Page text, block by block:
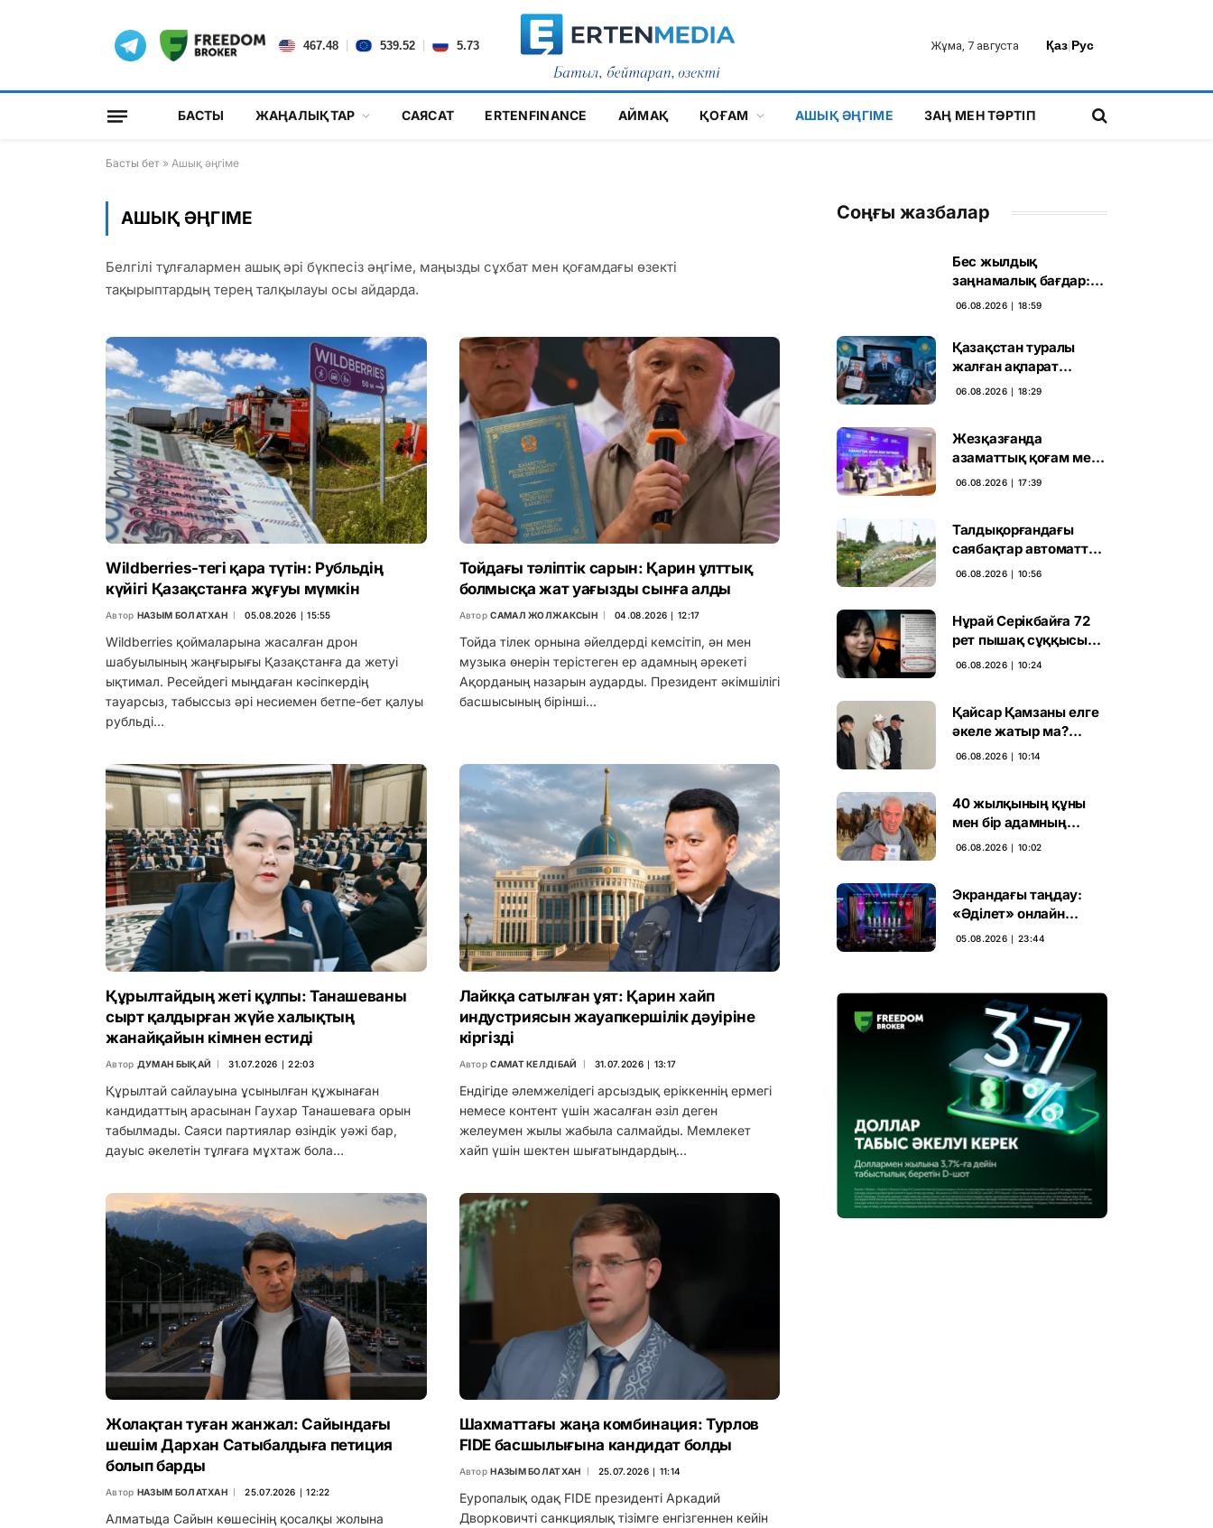
467.48 539.52 5.73 Жұма, 7 августа Қаз|Рус
БАСТЫ ЖАҢАЛЫҚТАР САЯСАТ ERTENFINANCE АЙМАҚ ҚОҒАМ АШЫҚ ӘҢГІМЕ ЗАҢ МЕН ТӘРТІП
Басты бет » Ашық әңгіме
АШЫҚ ӘҢГІМЕ
Белгілі тұлғалармен ашық әрі бүкпесіз әңгіме, маңызды сұхбат мен қоғамдағы өзекті
тақырыптардың терең талқылауы осы айдарда.
Wildberries-тегі қара түтін: Рубльдің
күйігі Қазақстанға жұғуы мүмкін
Автор НАЗЫМ БОЛАТХАН 05.08.2026 ∣ 15:55
Wildberries қоймаларына жасалған дрон
шабуылының жаңғырығы Қазақстанға да жетуі
ықтимал. Ресейдегі мыңдаған кәсіпкердің
тауарсыз, табыссыз әрі несиемен бетпе-бет қалуы
рубльді…
Тойдағы тәліптік сарын: Қарин ұлттық
болмысқа жат уағызды сынға алды
Автор САМАЛ ЖОЛЖАКСЫН 04.08.2026 ∣ 12:17
Тойда тілек орнына әйелдерді кемсітіп, ән мен
музыка өнерін терістеген ер адамның әрекеті
Ақорданың назарын аударды. Президент әкімшілігі
басшысының бірінші…
Құрылтайдың жеті құлпы: Танашеваны
сырт қалдырған жүйе халықтың
жанайқайын кімнен естиді
Автор ДУМАН БЫҚАЙ 31.07.2026 ∣ 22:03
Құрылтай сайлауына ұсынылған құжынаған
кандидаттың арасынан Гаухар Танашеваға орын
табылмады. Саяси партиялар өзіндік уәжі бар,
дауыс әкелетін тұлғаға мұхтаж бола…
Лайкқа сатылған ұят: Қарин хайп
индустриясын жауапкершілік дәуіріне
кіргізді
Автор САМАТ КЕЛДІБАЙ 31.07.2026 ∣ 13:17
Ендігіде әлемжелідегі арсыздық еріккеннің ермегі
немесе контент үшін жасалған әзіл деген
желеумен жылы жабыла салмайды. Мемлекет
хайп үшін шектен шығатындардың…
Жолақтан туған жанжал: Сайындағы
шешім Дархан Сатыбалдыға петиция
болып барды
Автор НАЗЫМ БОЛАТХАН 25.07.2026 ∣ 12:22
Алматыда Сайын көшесінің қосалқы жолына
Шахматтағы жаңа комбинация: Турлов
FIDE басшылығына кандидат болды
Автор НАЗЫМ БОЛАТХАН 25.07.2026 ∣ 11:14
Еуропалық одақ FIDE президенті Аркадий
Дворковичті санкциялық тізімге енгізгеннен кейін
Соңғы жазбалар
Бес жылдық
заңнамалық бағдар:
Мелконян Құрылтай
06.08.2026 ∣ 18:59
Қазақстан туралы
жалған ақпарат
таратқан дипфейктер
06.08.2026 ∣ 18:29
Жезқазғанда
азаматтық қоғам мен
партиялардың
06.08.2026 ∣ 17:39
Талдықорғандағы
саябақтар автоматты
жүйемен суарылады
06.08.2026 ∣ 10:56
Нұрай Серікбайға 72
рет пышақ сұққысы
келгенін жазған адам
06.08.2026 ∣ 10:24
Қайсар Қамзаны елге
әкеле жатыр ма?
Атышулы Блогер
06.08.2026 ∣ 10:14
40 жылқының құны
мен бір адамның
тағдыры: апелляция 7
06.08.2026 ∣ 10:02
Экрандағы таңдау:
«Әділет» онлайн
дауыс беруде алға
05.08.2026 ∣ 23:44